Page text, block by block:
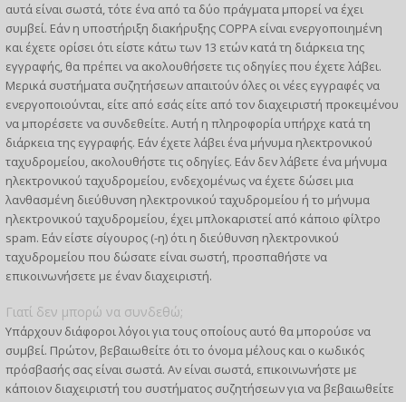
αυτά είναι σωστά, τότε ένα από τα δύο πράγματα μπορεί να έχει
συμβεί. Εάν η υποστήριξη διακήρυξης COPPA είναι ενεργοποιημένη
και έχετε ορίσει ότι είστε κάτω των 13 ετών κατά τη διάρκεια της
εγγραφής, θα πρέπει να ακολουθήσετε τις οδηγίες που έχετε λάβει.
Μερικά συστήματα συζητήσεων απαιτούν όλες οι νέες εγγραφές να
ενεργοποιούνται, είτε από εσάς είτε από τον διαχειριστή προκειμένου
να μπορέσετε να συνδεθείτε. Αυτή η πληροφορία υπήρχε κατά τη
διάρκεια της εγγραφής. Εάν έχετε λάβει ένα μήνυμα ηλεκτρονικού
ταχυδρομείου, ακολουθήστε τις οδηγίες. Εάν δεν λάβετε ένα μήνυμα
ηλεκτρονικού ταχυδρομείου, ενδεχομένως να έχετε δώσει μια
λανθασμένη διεύθυνση ηλεκτρονικού ταχυδρομείου ή το μήνυμα
ηλεκτρονικού ταχυδρομείου, έχει μπλοκαριστεί από κάποιο φίλτρο
spam. Εάν είστε σίγουρος (-η) ότι η διεύθυνση ηλεκτρονικού
ταχυδρομείου που δώσατε είναι σωστή, προσπαθήστε να
επικοινωνήσετε με έναν διαχειριστή.
Γιατί δεν μπορώ να συνδεθώ;
Υπάρχουν διάφοροι λόγοι για τους οποίους αυτό θα μπορούσε να
συμβεί. Πρώτον, βεβαιωθείτε ότι το όνομα μέλους και ο κωδικός
πρόσβασής σας είναι σωστά. Αν είναι σωστά, επικοινωνήστε με
κάποιον διαχειριστή του συστήματος συζητήσεων για να βεβαιωθείτε